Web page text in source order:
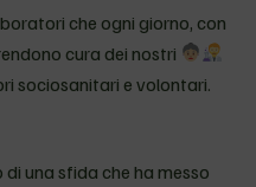
che ogni giorno, con
cura dei nostri
sociosanitari e volontari.
una sfida che ha messo